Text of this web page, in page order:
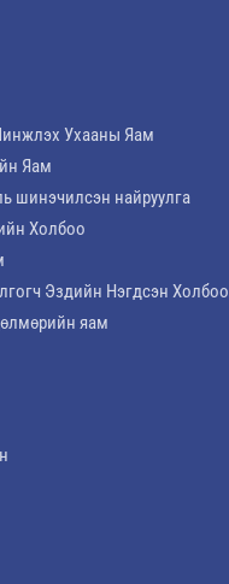
Ухааны Яам
Яам
шинэчилсэн найруулга
Холбоо
Эздийн Нэгдсэн Холбоо
яам